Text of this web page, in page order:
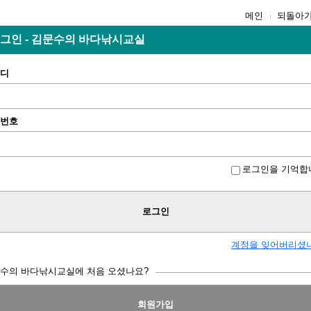
메인 되돌아
인 - 김문수의 바다낚시교실
호
로그인을 기억합
로그인
계정을 잊어버리셨
의 바다낚시교실에 처음 오셨나요?
회원가입